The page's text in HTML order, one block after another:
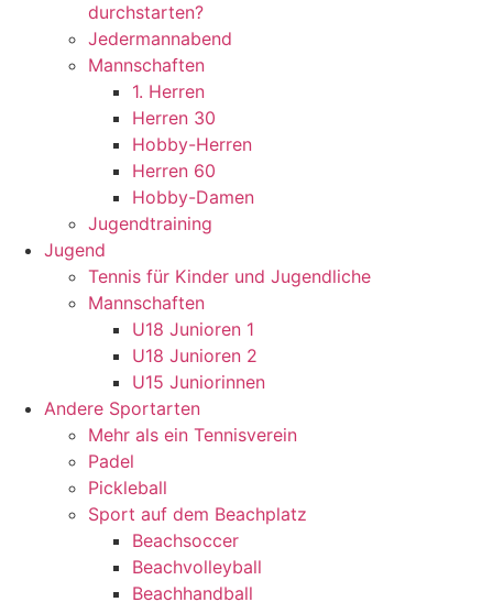
durchstarten?
Jedermannabend
Mannschaften
1. Herren
Herren 30
Hobby-Herren
Herren 60
Hobby-Damen
Jugendtraining
Jugend
Tennis für Kinder und Jugendliche
Mannschaften
U18 Junioren 1
U18 Junioren 2
U15 Juniorinnen
Andere Sportarten
Mehr als ein Tennisverein
Padel
Pickleball
Sport auf dem Beachplatz
Beachsoccer
Beachvolleyball
Beachhandball